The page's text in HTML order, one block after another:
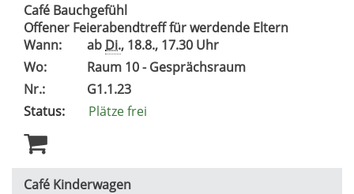
Café Bauchgefühl
Offener Feierabendtreff für werdende Eltern
Wann:
ab Di., 18.8., 17.30 Uhr
Wo:
Raum 10 - Gesprächsraum
Nr.:
G1.1.23
Status:
Plätze frei
Café Kinderwagen